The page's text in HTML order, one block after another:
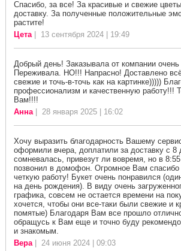
Спасибо, за все! За красивые и свежие
доставку. За полученные положительные
растите!
Цета| 13 сентября 2024 | 19:49
Добрый день! Заказывала от компании очень
Переживала. НО!!! Напрасно! Доставлено
свежие и точь-в-точь как на картинке)))))
профессионализм и качественную работу!!!
Вам!!!!
Анна| 28 января 2025 | 16:02
Хочу выразить благодарность Вашему
оформили вчера, доплатили за доставку с 8
сомневалась, привезут ли вовремя, но в
позвонил в домофон. Огромное Вам спасибо
четкую работу! Букет очень понравился
на день рождения). В виду очень
графика, совсем не остается времени на
хочется, чтобы они все-таки были свежие и
помятые) Благодаря Вам все прошло
обращусь к Вам еще и точно буду
и знакомым.
Вера| 24 июня 2024 | 09:03